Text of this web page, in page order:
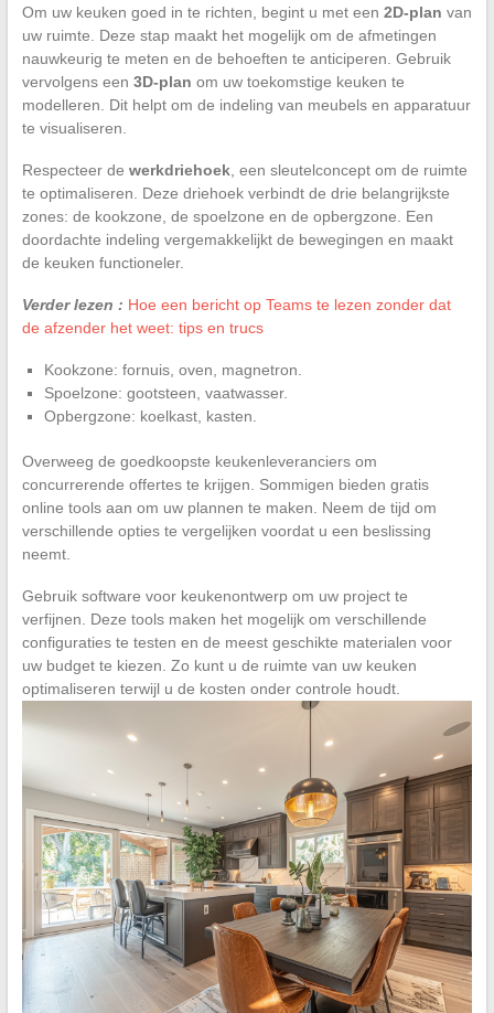
Om uw keuken goed in te richten, begint u met een 2D-plan van
uw ruimte. Deze stap maakt het mogelijk om de afmetingen
nauwkeurig te meten en de behoeften te anticiperen. Gebruik
vervolgens een 3D-plan om uw toekomstige keuken te
modelleren. Dit helpt om de indeling van meubels en apparatuur
te visualiseren.
Respecteer de werkdriehoek, een sleutelconcept om de ruimte
te optimaliseren. Deze driehoek verbindt de drie belangrijkste
zones: de kookzone, de spoelzone en de opbergzone. Een
doordachte indeling vergemakkelijkt de bewegingen en maakt
de keuken functioneler.
Verder lezen : Hoe een bericht op Teams te lezen zonder dat
de afzender het weet: tips en trucs
Kookzone: fornuis, oven, magnetron.
Spoelzone: gootsteen, vaatwasser.
Opbergzone: koelkast, kasten.
Overweeg de goedkoopste keukenleveranciers om
concurrerende offertes te krijgen. Sommigen bieden gratis
online tools aan om uw plannen te maken. Neem de tijd om
verschillende opties te vergelijken voordat u een beslissing
neemt.
Gebruik software voor keukenontwerp om uw project te
verfijnen. Deze tools maken het mogelijk om verschillende
configuraties te testen en de meest geschikte materialen voor
uw budget te kiezen. Zo kunt u de ruimte van uw keuken
optimaliseren terwijl u de kosten onder controle houdt.